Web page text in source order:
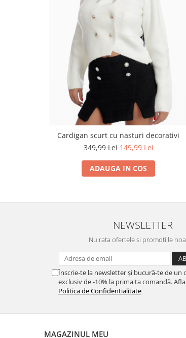
Cardigan scurt cu nasturi decorativi
349,99 Lei149,99 Lei
ADAUGA IN COS
NEWSLETTER
Nu rata ofertele si promotiile
Înscrie-te la newsletter și bucură-te de un
exclusiv de -10% la prima ta comandă.
Politica de Confidentialitate
MAGAZINUL MEU